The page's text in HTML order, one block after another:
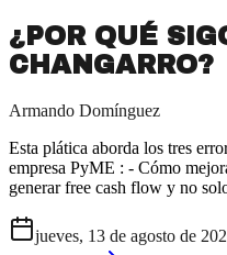
¿POR QUÉ
CHANGARRO?
Armando Domínguez
Esta plática aborda los tres
empresa PyME : - Cómo
generar free cash flow y no
jueves, 13 de agosto de